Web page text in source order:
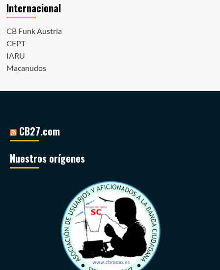
Internacional
CB Funk Austria
CEPT
IARU
Macanudos
CB27.com
Nuestros orígenes